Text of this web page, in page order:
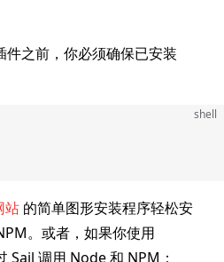
之前，你必须确保已安装
shell
站 的简单图形安装程序轻松安
。或者，如果你使用
Sail 调用 Node 和 NPM：